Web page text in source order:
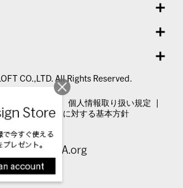
CO.,LTD. All Rights Reserved.
個人情報取り扱い規定
ーハラスメントに対する基本方針
Visit MoMA.org